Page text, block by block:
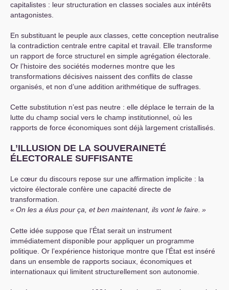
capitalistes : leur structuration en classes sociales aux intérêts
antagonistes.
En substituant le peuple aux classes, cette conception neutralise
la contradiction centrale entre capital et travail. Elle transforme
un rapport de force structurel en simple agrégation électorale.
Or l’histoire des sociétés modernes montre que les
transformations décisives naissent des conflits de classe
organisés, et non d’une addition arithmétique de suffrages.
Cette substitution n’est pas neutre : elle déplace le terrain de la
lutte du champ social vers le champ institutionnel, où les
rapports de force économiques sont déjà largement cristallisés.
L’ILLUSION DE LA SOUVERAINETÉ
ÉLECTORALE SUFFISANTE
Le cœur du discours repose sur une affirmation implicite : la
victoire électorale confère une capacité directe de
transformation.
«On les a élus pour ça, et ben maintenant, ils vont le faire. »
Cette idée suppose que l’État serait un instrument
immédiatement disponible pour appliquer un programme
politique. Or l’expérience historique montre que l’État est inséré
dans un ensemble de rapports sociaux, économiques et
internationaux qui limitent structurellement son autonomie.